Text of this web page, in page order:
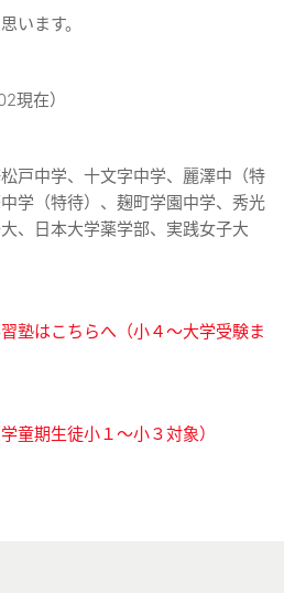
います。
現在）
戸中学、十文字中学、麗澤中（特
学（特待）、麹町学園中学、秀光
、日本大学薬学部、実践女子大
塾はこちらへ（小４～大学受験ま
期生徒小１～小３対象）